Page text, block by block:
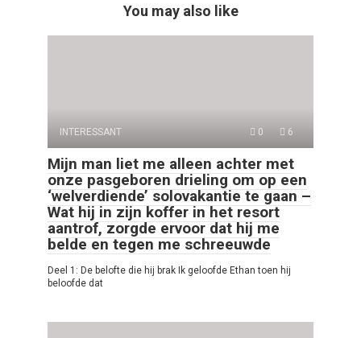
You may also like
INTERESSANT 0 6
Mijn man liet me alleen achter met
onze pasgeboren drieling om op een
‘welverdiende’ solovakantie te gaan –
Wat hij in zijn koffer in het resort
aantrof, zorgde ervoor dat hij me
belde en tegen me schreeuwde
Deel 1: De belofte die hij brak Ik geloofde Ethan toen hij
beloofde dat